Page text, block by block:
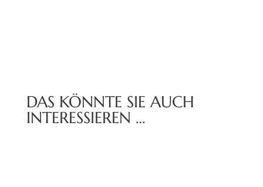
DAS KÖNNTE SIE AUCH
INTERESSIEREN …